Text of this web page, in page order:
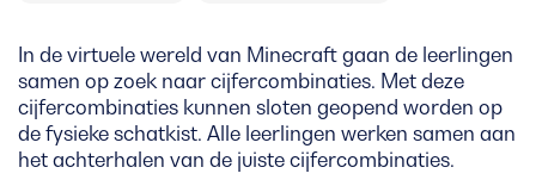
In de virtuele wereld van Minecraft gaan de leerlingen
samen op zoek naar cijfercombinaties. Met deze
cijfercombinaties kunnen sloten geopend worden op
de fysieke schatkist. Alle leerlingen werken samen aan
het achterhalen van de juiste cijfercombinaties.